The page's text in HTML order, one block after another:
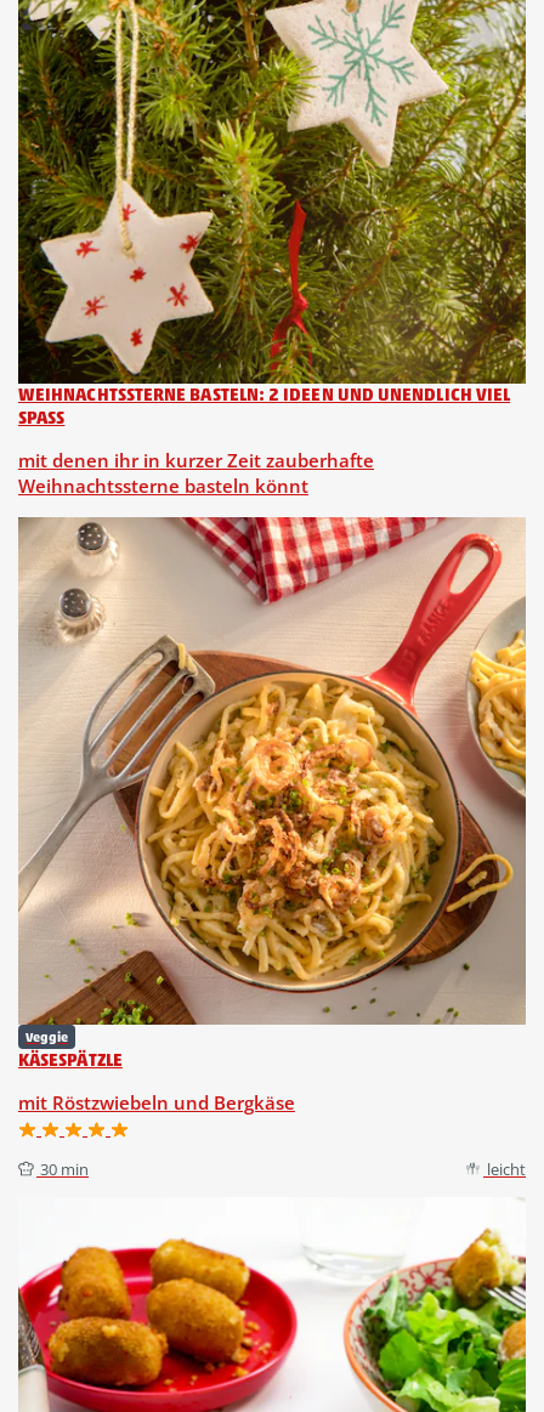
WEIHNACHTSSTERNE BASTELN: 2 IDEEN UND UNENDLICH VIEL
SPASS
mit denen ihr in kurzer Zeit zauberhafte
Weihnachtssterne basteln könnt
Veggie
KÄSESPÄTZLE
mit Röstzwiebeln und Bergkäse
30 min leicht